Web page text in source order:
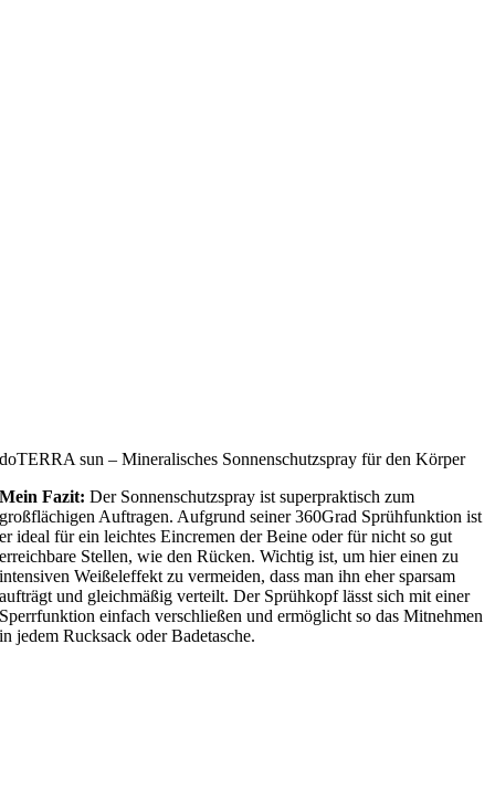
doTERRA sun – Mineralisches Sonnenschutzspray für den Körper
Mein Fazit: Der Sonnenschutzspray ist superpraktisch zum
großflächigen Auftragen. Aufgrund seiner 360Grad Sprühfunktion ist
er ideal für ein leichtes Eincremen der Beine oder für nicht so gut
erreichbare Stellen, wie den Rücken. Wichtig ist, um hier einen zu
intensiven Weißeleffekt zu vermeiden, dass man ihn eher sparsam
aufträgt und gleichmäßig verteilt. Der Sprühkopf lässt sich mit einer
Sperrfunktion einfach verschließen und ermöglicht so das Mitnehmen
in jedem Rucksack oder Badetasche.